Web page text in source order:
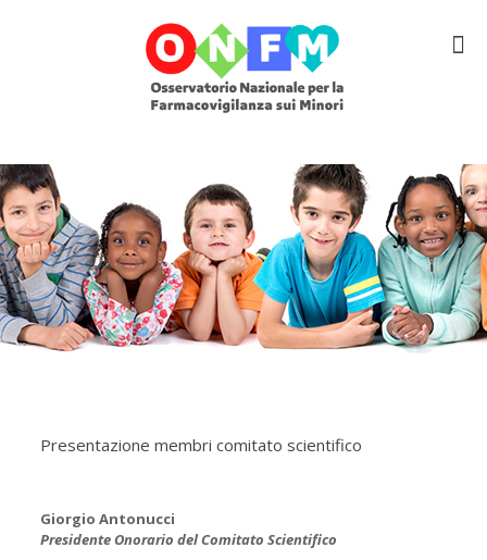
Presentazione membri comitato scientifico
Giorgio Antonucci
Presidente Onorario del Comitato Scientifico